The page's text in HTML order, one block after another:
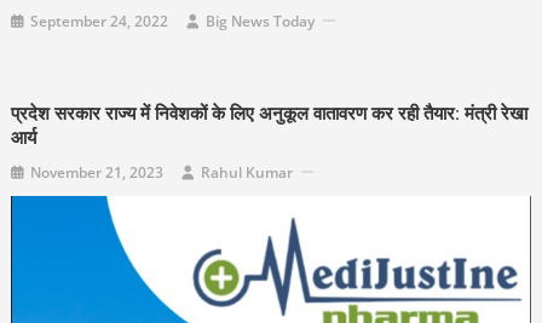
September 24, 2022 Big News Today
प्रदेश सरकार राज्य में निवेशकों के लिए अनुकूल वातावरण कर रही तैयार: मंत्री रेखा
आर्य
November 21, 2023 Rahul Kumar